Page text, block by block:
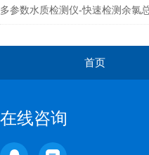
全
多参数水质检测仪-快速检测余氯
首页
在线咨询